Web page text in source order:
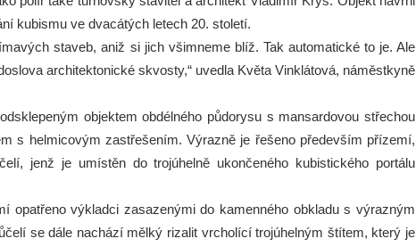
kubismu ve dvacátých letech 20. století.
staveb, aniž si jich všimneme blíž. Tak automatické to je. Ale
architektonické skvosty,“ uvedla Květa Vinklátová, náměstkyně
objektem obdélného půdorysu s mansardovou střechou
s helmicovým zastřešením. Výrazně je řešeno především přízemí,
jenž je umístěn do trojúhelně ukončeného kubistického portálu
opatřeno výkladci zasazenými do kamenného obkladu s výrazným
se dále nachází mělký rizalit vrcholící trojúhelným štítem, který je